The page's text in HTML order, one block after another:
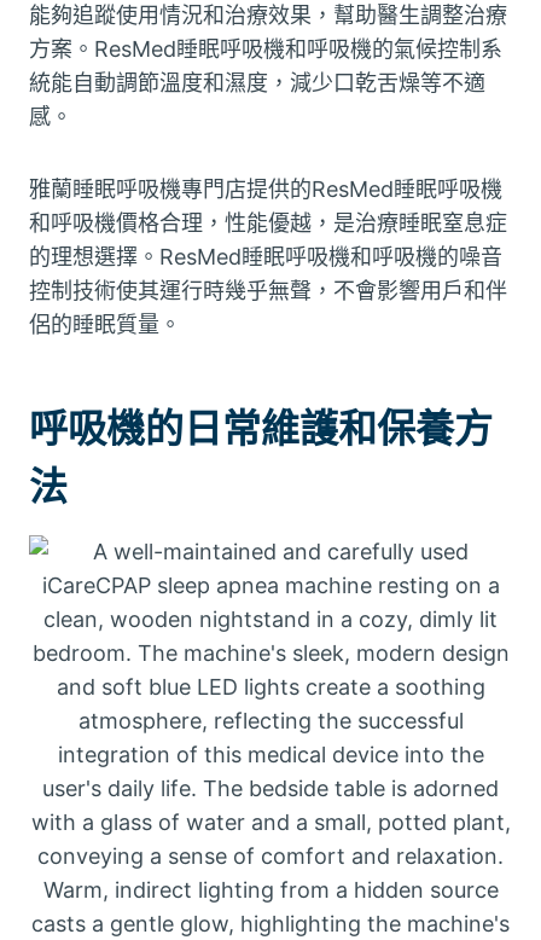
能夠追蹤使用情況和治療效果，幫助醫生調整治療
方案。ResMed睡眠呼吸機和呼吸機的氣候控制系
統能自動調節溫度和濕度，減少口乾舌燥等不適
感。
雅蘭睡眠呼吸機專門店提供的ResMed睡眠呼吸機
和呼吸機價格合理，性能優越，是治療睡眠窒息症
的理想選擇。ResMed睡眠呼吸機和呼吸機的噪音
控制技術使其運行時幾乎無聲，不會影響用戶和伴
侶的睡眠質量。
呼吸機的日常維護和保養方
法